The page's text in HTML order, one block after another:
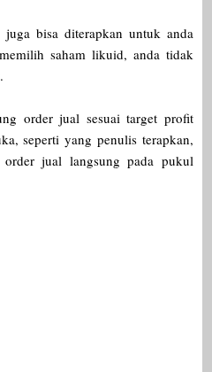
bisa diterapkan untuk anda
saham likuid, anda tidak
order jual sesuai target profit
seperti yang penulis terapkan,
jual langsung pada pukul